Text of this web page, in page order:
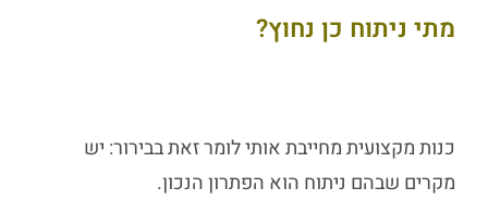
מתי ניתוח כן נחוץ?
כנות מקצועית מחייבת אותי לומר זאת בבירור: יש
מקרים שבהם ניתוח הוא הפתרון הנכון.